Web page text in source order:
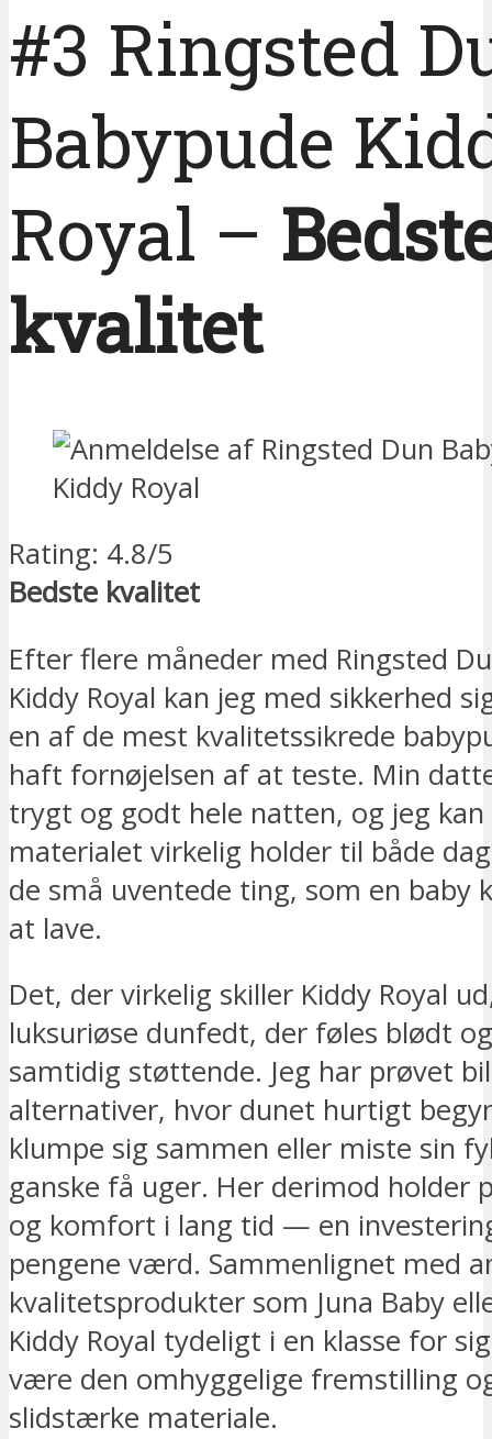
#3 Ringsted
Babypude
Royal –
kvalitet
Rating: 4.8/5
Bedste kvalitet
Efter flere måneder med Ringsted
Kiddy Royal kan jeg med sikkerhed
en af de mest kvalitetssikrede
haft fornøjelsen af at teste. Min
trygt og godt hele natten, og jeg
materialet virkelig holder til både
de små uventede ting, som en baby
at lave.
Det, der virkelig skiller Kiddy Royal
luksuriøse dunfedt, der føles blødt
samtidig støttende. Jeg har prøvet
alternativer, hvor dunet hurtigt
klumpe sig sammen eller miste sin
ganske få uger. Her derimod holder
og komfort i lang tid — en
pengene værd. Sammenlignet med
kvalitetsprodukter som Juna Baby
Kiddy Royal tydeligt i en klasse for
være den omhyggelige fremstilling
slidstærke materiale.